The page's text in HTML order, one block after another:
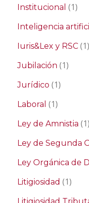
Institucional (1)
Inteligencia
Iuris&Lex y RSC (1)
Jubilación (1)
Jurídico (1)
Laboral (1)
Ley de Amnistia (1)
Ley de Segunda
Ley Orgánica de
Litigiosidad (1)
Litigiosidad